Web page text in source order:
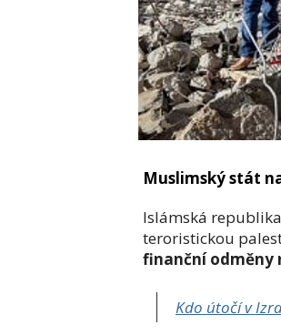
Muslimský stát
Islámská
teroristickou
finanční odměny
Kdo útočí v